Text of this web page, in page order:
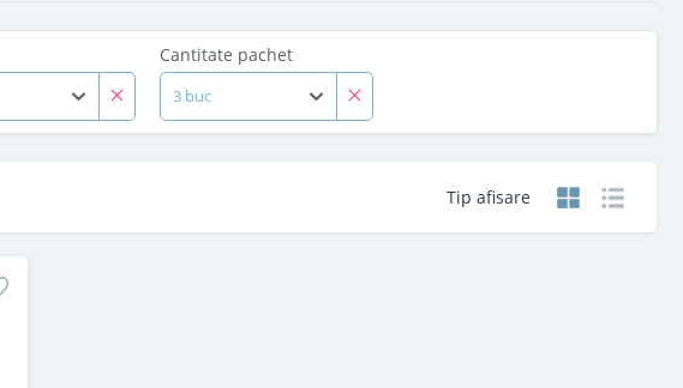
Cantitate pachet
3 buc
Tip afisare